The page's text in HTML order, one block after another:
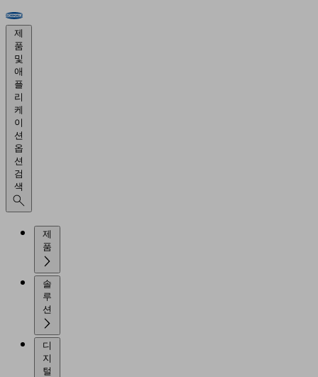
제
품
및
애
플
리
케
이
션
옵
션
검
색
제
솔
루
디
지
털